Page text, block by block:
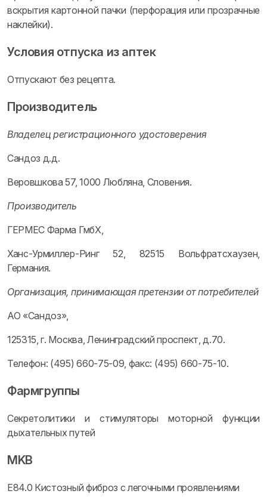
вскрытия картонной пачки (перфорация или прозрачные
наклейки).
Условия отпуска из аптек
Отпускают без рецепта.
Производитель
Владелец регистрационного удостоверения
Сандоз д.д.
Веровшкова 57, 1000 Любляна, Словения.
Производитель
ГЕРМЕС Фарма ГмбХ,
Ханс-Урмиллер-Ринг 52, 82515 Вольфратсхаузен,
Германия.
Организация, принимающая претензии от потребителей
АО «Сандоз»,
125315, г. Москва, Ленинградский проспект, д.70.
Телефон: (495) 660-75-09, факс: (495) 660-75-10.
Фармгруппы
Секретолитики и стимуляторы моторной функции
дыхательных путей
MKB
E84.0 Кистозный фиброз с легочными проявлениями